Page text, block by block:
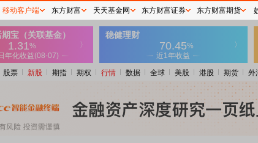
股票 新股 期指 期权 行情 数据 全球 美股 港股 期货 外
移动客户端 东方财富 天天基金网 东方财富证券 东方财富期货